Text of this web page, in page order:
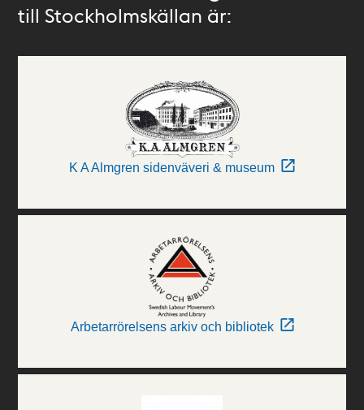
till Stockholmskällan är:
K A Almgren sidenväveri & museum
Arbetarrörelsens arkiv och bibliotek